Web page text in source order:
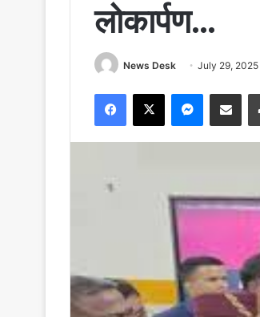
लोकार्पण…
News Desk July 29, 2025
Facebook
X Messenger
Share via